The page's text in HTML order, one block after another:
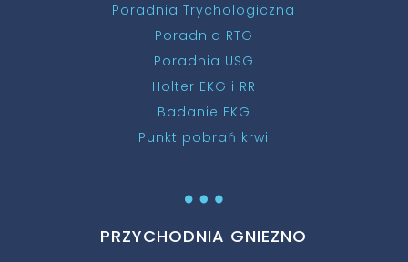
Poradnia Trychologiczna
Poradnia RTG
Poradnia USG
Holter EKG i RR
Badanie EKG
Punkt pobrań krwi
…
PRZYCHODNIA GNIEZNO